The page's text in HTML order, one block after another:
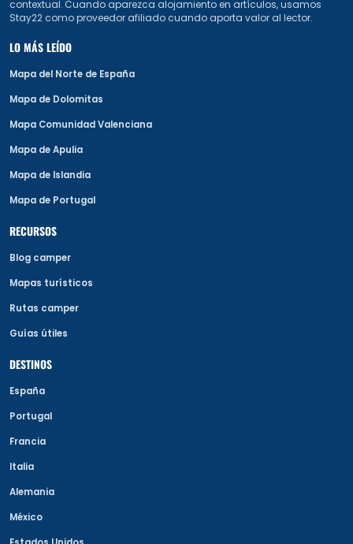
contextual. Cuando aparezca alojamiento en artículos, usamos
Stay22 como proveedor afiliado cuando aporta valor al lector.
LO MÁS LEÍDO
Mapa del Norte de España
Mapa de Dolomitas
Mapa Comunidad Valenciana
Mapa de Apulia
Mapa de Islandia
Mapa de Portugal
RECURSOS
Blog camper
Mapas turísticos
Rutas camper
Guías útiles
DESTINOS
España
Portugal
Francia
Italia
Alemania
México